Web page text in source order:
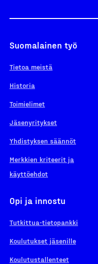
Suomalainen työ
Tietoa meistä
Historia
Toimielimet
Jäsenyritykset
Yhdistyksen säännöt
Merkkien kriteerit ja
käyttöehdot
Opi ja innostu
Tutkittua-tietopankki
Koulutukset jäsenille
Koulutustallenteet